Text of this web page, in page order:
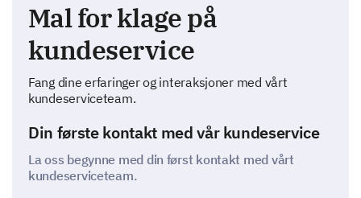
Mal for klage på
kundeservice
Fang dine erfaringer og interaksjoner med vårt
kundeserviceteam.
Din første kontakt med vår kundeservice
La oss begynne med din først kontakt med vårt
kundeserviceteam.